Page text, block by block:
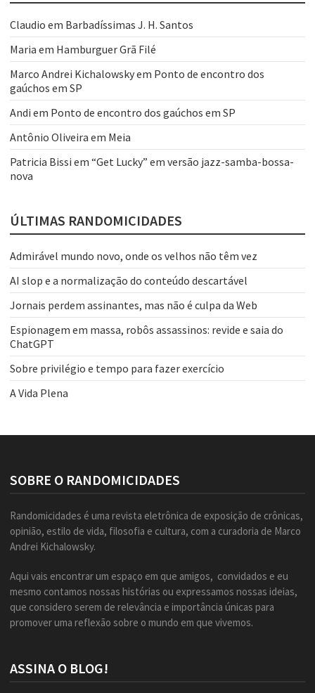
Claudio em Barbadíssimas J. H. Santos
Maria em Hamburguer Grã Filé
Marco Andrei Kichalowskyem Ponto de encontro dos
gaúchos em SP
Andi em Ponto de encontro dos gaúchos em SP
Antônio Oliveira em Meia
Patricia Bissi em “Get Lucky” em versão jazz-samba-bossa-
nova
ÚLTIMAS RANDOMICIDADES
Admirável mundo novo, onde os velhos não têm vez
AI slop e a normalização do conteúdo descartável
Jornais perdem assinantes, mas não é culpa da Web
Espionagem em massa, robôs assassinos: revide e saia do
ChatGPT
Sobre privilégio e tempo para fazer exercício
A Vida Plena
SOBRE O RANDOMICIDADES
Randomicidades é uma revista eletrônica de exposição de crônicas,
opinião, estilo de vida, filosofia e cultura, com a curadoria de Marco
Andrei Kichalowsky.
Aqui vais encontrar um espaço em que amigos, convidados e eu
mesmo contamos nossas histórias ou expressamos nossas ideias,
que considero serem de relevância e importância únicas para
promover uma reflexão sobre o mundo em que vivemos.
ASSINA O BLOG!